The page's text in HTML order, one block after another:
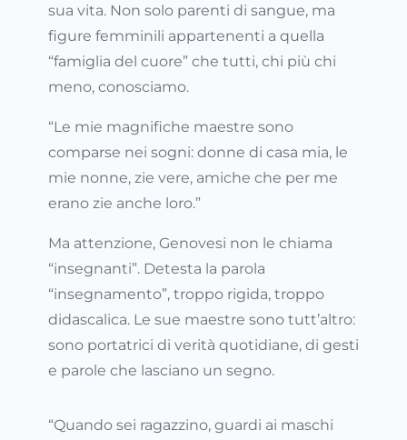
sua vita. Non solo parenti di sangue, ma
figure femminili appartenenti a quella
“famiglia del cuore” che tutti, chi più chi
meno, conosciamo.
“Le mie magnifiche maestre sono
comparse nei sogni: donne di casa mia, le
mie nonne, zie vere, amiche che per me
erano zie anche loro.”
Ma attenzione, Genovesi non le chiama
“insegnanti”. Detesta la parola
“insegnamento”, troppo rigida, troppo
didascalica. Le sue maestre sono tutt’altro:
sono portatrici di verità quotidiane, di gesti
e parole che lasciano un segno.
“Quando sei ragazzino, guardi ai maschi